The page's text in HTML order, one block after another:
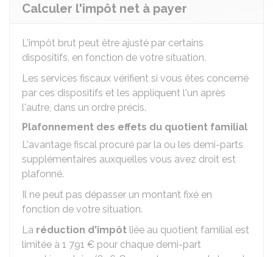
Calculer l'impôt net à payer
L'impôt brut peut être ajusté par certains
dispositifs, en fonction de votre situation.
Les services fiscaux vérifient si vous êtes concerné
par ces dispositifs et les appliquent l'un après
l'autre, dans un ordre précis.
Plafonnement des effets du quotient familial
L'avantage fiscal procuré par la ou les demi-parts
supplémentaires auxquelles vous avez droit est
plafonné.
Il ne peut pas dépasser un montant fixé en
fonction de votre situation.
La réduction d'impôt liée au quotient familial est
limitée à 1 791 € pour chaque demi-part